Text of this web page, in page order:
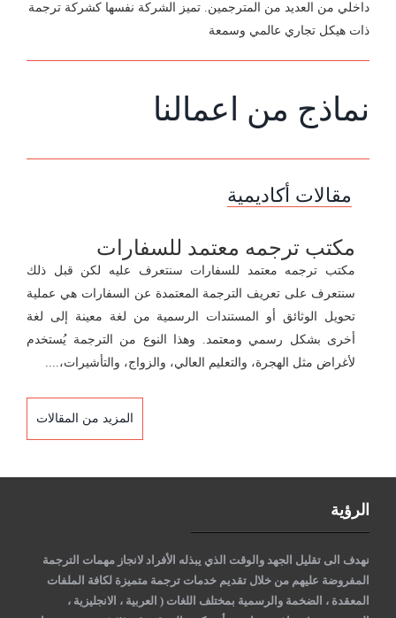
داخلي من العديد من المترجمين. تميز الشركة نفسها كشركة ترجمة
ذات هيكل تجاري عالمي وسمعة
نماذج من اعمالنا
مقالات أكاديمية
مكتب ترجمه معتمد للسفارات
مكتب ترجمه معتمد للسفارات سنتعرف عليه لكن قبل ذلك
سنتعرف على تعريف الترجمة المعتمدة عن السفارات هي عملية
تحويل الوثائق أو المستندات الرسمية من لغة معينة إلى لغة
أخرى بشكل رسمي ومعتمد. وهذا النوع من الترجمة يُستخدم
لأغراض مثل الهجرة، والتعليم العالي، والزواج، والتأشيرات،....
المزيد من المقالات
الرؤية
نهدف الى تقليل الجهد والوقت الذي يبذله الأفراد لانجاز مهمات الترجمة
المفروضة عليهم من خلال تقديم خدمات ترجمة متميزة لكافة الملفات
المعقدة ، الضخمة والرسمية بمختلف اللغات ( العربية ، الانجليزية ،